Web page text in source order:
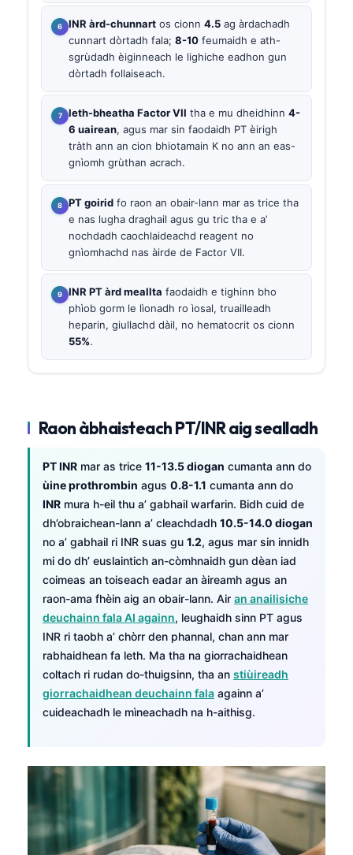
INR àrd-chunnart os cionn 4.5 ag àrdachadh
cunnart dòrtadh fala; 8-10 feumaidh e ath-
sgrùdadh èiginneach le lighiche eadhon gun
dòrtadh follaiseach.
leth-bheatha Factor VII tha e mu dheidhinn 4-
6 uairean, agus mar sin faodaidh PT èirigh
tràth ann an cion bhiotamain K no ann an eas-
gnìomh grùthan acrach.
PT goirid fo raon an obair-lann mar as trice tha
e nas lugha draghail agus gu tric tha e a’
nochdadh caochlaideachd reagent no
gnìomhachd nas àirde de Factor VII.
INR PT àrd meallta faodaidh e tighinn bho
phìob gorm le lìonadh ro ìosal, truailleadh
heparin, giullachd dàil, no hematocrit os cionn
55%.
Raon àbhaisteach PT/INR aig sealladh
PT INR mar as trice 11-13.5 diogan cumanta ann do
ùine prothrombin agus 0.8-1.1 cumanta ann do
INR mura h-eil thu a’ gabhail warfarin. Bidh cuid de
dh’obraichean-lann a’ cleachdadh 10.5-14.0 diogan
no a’ gabhail ri INR suas gu 1.2, agus mar sin innidh
mi do dh’ euslaintich an-còmhnaidh gun dèan iad
coimeas an toiseach eadar an àireamh agus an
raon-ama fhèin aig an obair-lann. Air an anailisiche
deuchainn fala AI againn, leughaidh sinn PT agus
INR ri taobh a’ chòrr den phannal, chan ann mar
rabhaidhean fa leth. Ma tha na giorrachaidhean
coltach ri rudan do-thuigsinn, tha an stiùireadh
giorrachaidhean deuchainn fala againn a’
cuideachadh le mìneachadh na h-aithisg.